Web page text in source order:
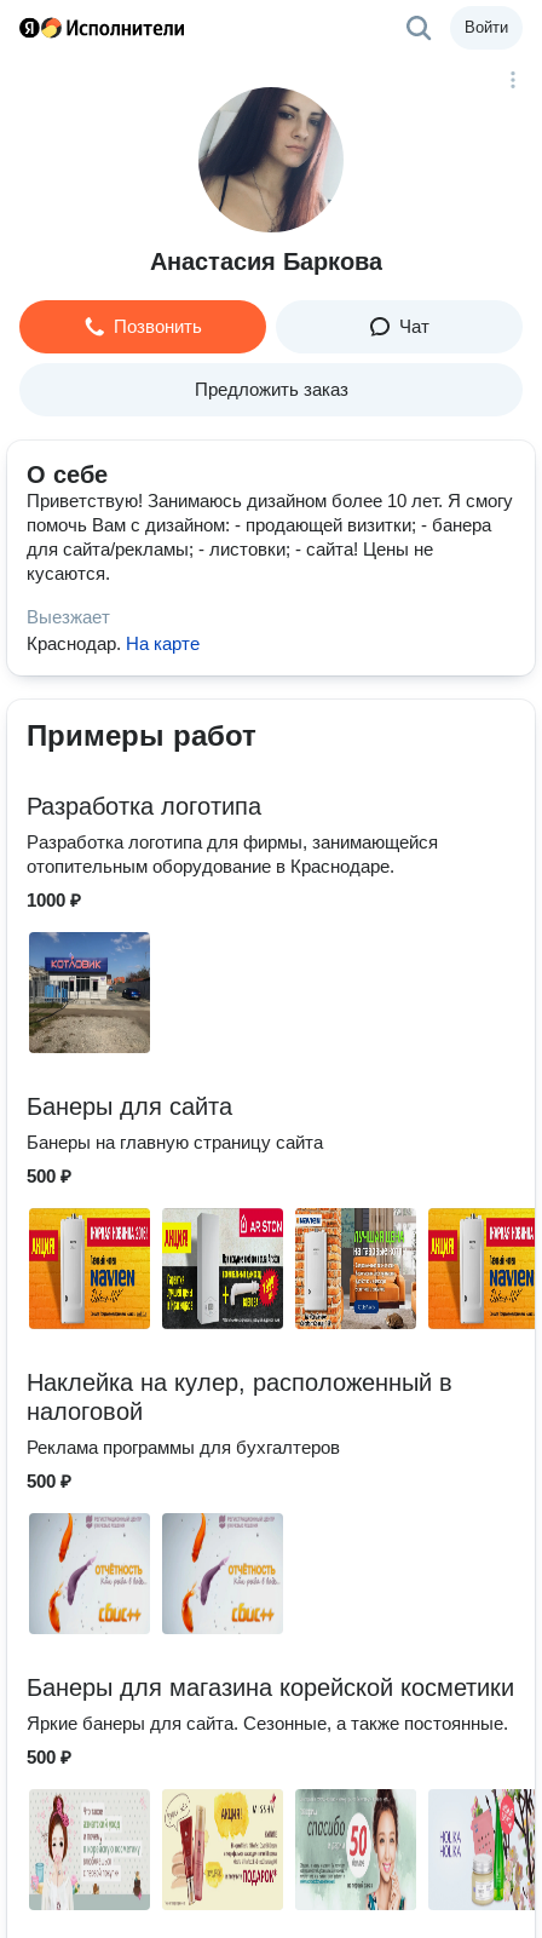
Войти
Анастасия Баркова
Позвонить Чат
Предложить заказ
О себе
Приветствую! Занимаюсь дизайном более 10 лет. Я смогу
помочь Вам с дизайном: - продающей визитки; - банера
для сайта/рекламы; - листовки; - сайта! Цены не
кусаются.
Выезжает
Краснодар. На карте
Примеры работ
Разработка логотипа
Разработка логотипа для фирмы, занимающейся
отопительным оборудование в Краснодаре.
1000 ₽
Банеры для сайта
Банеры на главную страницу сайта
500 ₽
Наклейка на кулер, расположенный в
налоговой
Реклама программы для бухгалтеров
500 ₽
Банеры для магазина корейской косметики
Яркие банеры для сайта. Сезонные, а также постоянные.
500 ₽